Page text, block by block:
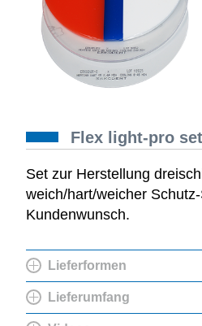
Flex light-pro set
Set zur Herstellung
weich/hart/weicher
Kundenwunsch.
Lieferformen
Lieferumfang